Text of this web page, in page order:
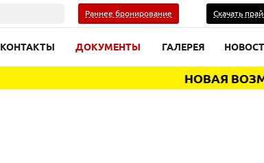
Раннее бронирование Скачать
КОНТАКТЫ ДОКУМЕНТЫ ГАЛЕРЕЯ
НОВАЯ